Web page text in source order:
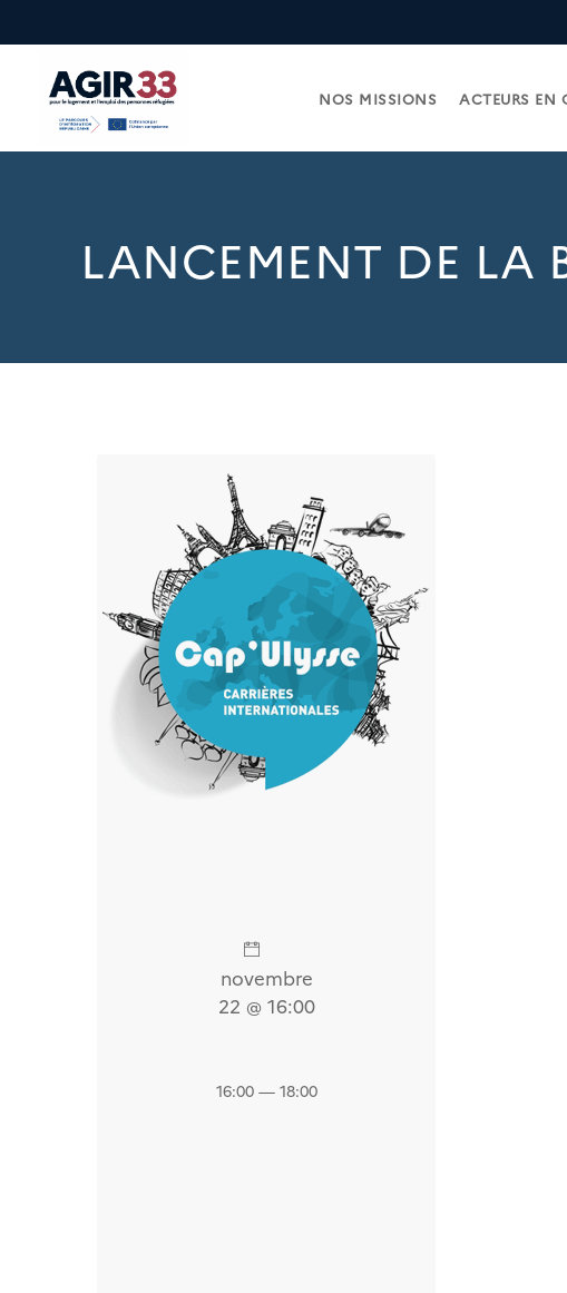
NOS MISSIONS ACTEURS EN
LANCEMENT DE LA
novembre
22 @ 16:00
16:00 — 18:00